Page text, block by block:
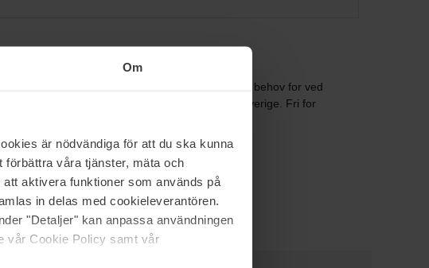
Om
är nödvändiga för att du ska kunna
våra tjänster, mäta och
aktivera funktioner som används på
in delas med cookieleverantören.
"Detaljer" kan anpassa användningen
vår Cookie Policy samt vår
er beriget med emner som din krop har ekstra behov for ved
er 100% veganske og produceres i Sverige. Fri for
af den tidligere elitesvømmer Tom Flumé.